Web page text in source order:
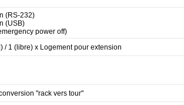
(RS-232)
(USB)
power off)
/ 1 (libre) x Logement pour extension
"rack vers tour"